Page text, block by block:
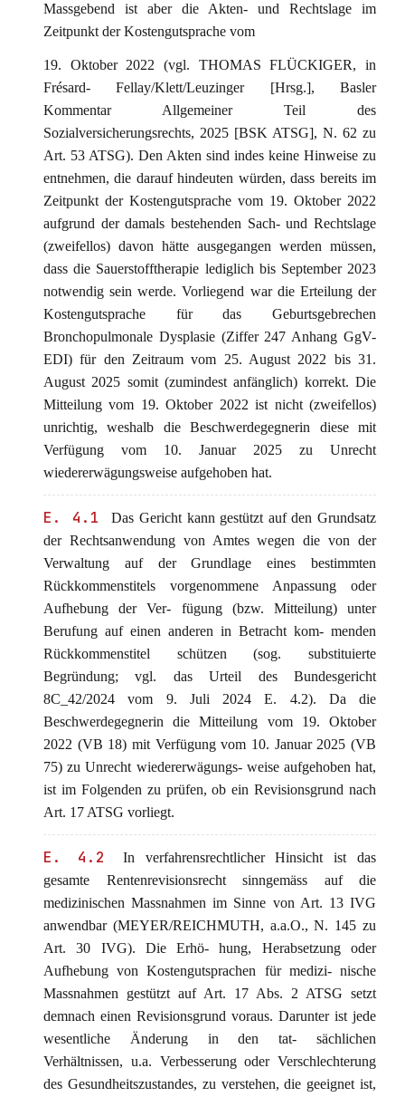
Massgebend ist aber die Akten- und Rechtslage im
Zeitpunkt der Kostengutsprache vom
19. Oktober 2022 (vgl. THOMAS FLÜCKIGER, in
Frésard- Fellay/Klett/Leuzinger [Hrsg.], Basler
Kommentar Allgemeiner Teil des
Sozialversicherungsrechts, 2025 [BSK ATSG], N. 62 zu
Art. 53 ATSG). Den Akten sind indes keine Hinweise zu
entnehmen, die darauf hindeuten würden, dass bereits im
Zeitpunkt der Kostengutsprache vom 19. Oktober 2022
aufgrund der damals bestehenden Sach- und Rechtslage
(zweifellos) davon hätte ausgegangen werden müssen,
dass die Sauerstofftherapie lediglich bis September 2023
notwendig sein werde. Vorliegend war die Erteilung der
Kostengutsprache für das Geburtsgebrechen
Bronchopulmonale Dysplasie (Ziffer 247 Anhang GgV-
EDI) für den Zeitraum vom 25. August 2022 bis 31.
August 2025 somit (zumindest anfänglich) korrekt. Die
Mitteilung vom 19. Oktober 2022 ist nicht (zweifellos)
unrichtig, weshalb die Beschwerdegegnerin diese mit
Verfügung vom 10. Januar 2025 zu Unrecht
wiedererwägungsweise aufgehoben hat.
E. 4.1
Das Gericht kann gestützt auf den Grundsatz
der Rechtsanwendung von Amtes wegen die von der
Verwaltung auf der Grundlage eines bestimmten
Rückkommenstitels vorgenommene Anpassung oder
Aufhebung der Ver- fügung (bzw. Mitteilung) unter
Berufung auf einen anderen in Betracht kom- menden
Rückkommenstitel schützen (sog. substituierte
Begründung; vgl. das Urteil des Bundesgericht
8C_42/2024 vom 9. Juli 2024 E. 4.2). Da die
Beschwerdegegnerin die Mitteilung vom 19. Oktober
2022 (VB 18) mit Verfügung vom 10. Januar 2025 (VB
75) zu Unrecht wiedererwägungs- weise aufgehoben hat,
ist im Folgenden zu prüfen, ob ein Revisionsgrund nach
Art. 17 ATSG vorliegt.
E. 4.2
In verfahrensrechtlicher Hinsicht ist das
gesamte Rentenrevisionsrecht sinngemäss auf die
medizinischen Massnahmen im Sinne von Art. 13 IVG
anwendbar (MEYER/REICHMUTH, a.a.O., N. 145 zu
Art. 30 IVG). Die Erhö- hung, Herabsetzung oder
Aufhebung von Kostengutsprachen für medizi- nische
Massnahmen gestützt auf Art. 17 Abs. 2 ATSG setzt
demnach einen Revisionsgrund voraus. Darunter ist jede
wesentliche Änderung in den tat- sächlichen
Verhältnissen, u.a. Verbesserung oder Verschlechterung
des Gesundheitszustandes, zu verstehen, die geeignet ist,